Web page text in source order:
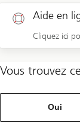
Aide en
Cliquez ici
Vous trouvez
Oui